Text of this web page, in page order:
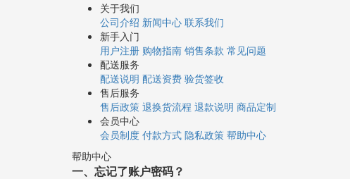
关于我们
公司介绍 新闻中心 联系我们
新手入门
用户注册 购物指南 销售条款 常见问题
配送服务
配送说明 配送资费 验货签收
售后服务
售后政策 退换货流程 退款说明 商品定制
会员中心
会员制度 付款方式 隐私政策 帮助中心
帮助中心
一、忘记了账户密码？